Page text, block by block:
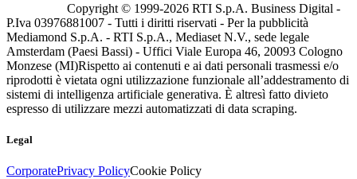
Copyright © 1999-2026 RTI S.p.A. Business Digital -
P.Iva 03976881007 - Tutti i diritti riservati - Per la pubblicità
Mediamond S.p.A. - RTI S.p.A., Mediaset N.V., sede legale
Amsterdam (Paesi Bassi) - Uffici Viale Europa 46, 20093 Cologno
Monzese (MI)Rispetto ai contenuti e ai dati personali trasmessi e/o
riprodotti è vietata ogni utilizzazione funzionale all’addestramento di
sistemi di intelligenza artificiale generativa. È altresì fatto divieto
espresso di utilizzare mezzi automatizzati di data scraping.
Legal
CorporatePrivacy PolicyCookie Policy